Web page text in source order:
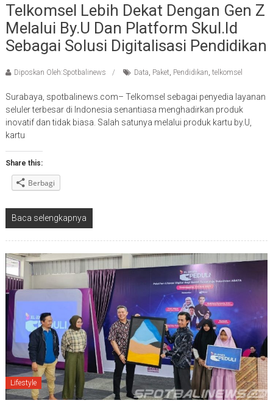
Telkomsel Lebih Dekat Dengan Gen Z
Melalui By.U Dan Platform Skul.id
Sebagai Solusi Digitalisasi Pendidikan
Diposkan Oleh:Spotbalinews Data, Paket, Pendidikan, telkomsel
Surabaya, spotbalinews.com– Telkomsel sebagai penyedia layanan
seluler terbesar di Indonesia senantiasa menghadirkan produk
inovatif dan tidak biasa. Salah satunya melalui produk kartu by.U,
kartu
Share this:
Berbagi
Baca selengkapnya
Lifestyle